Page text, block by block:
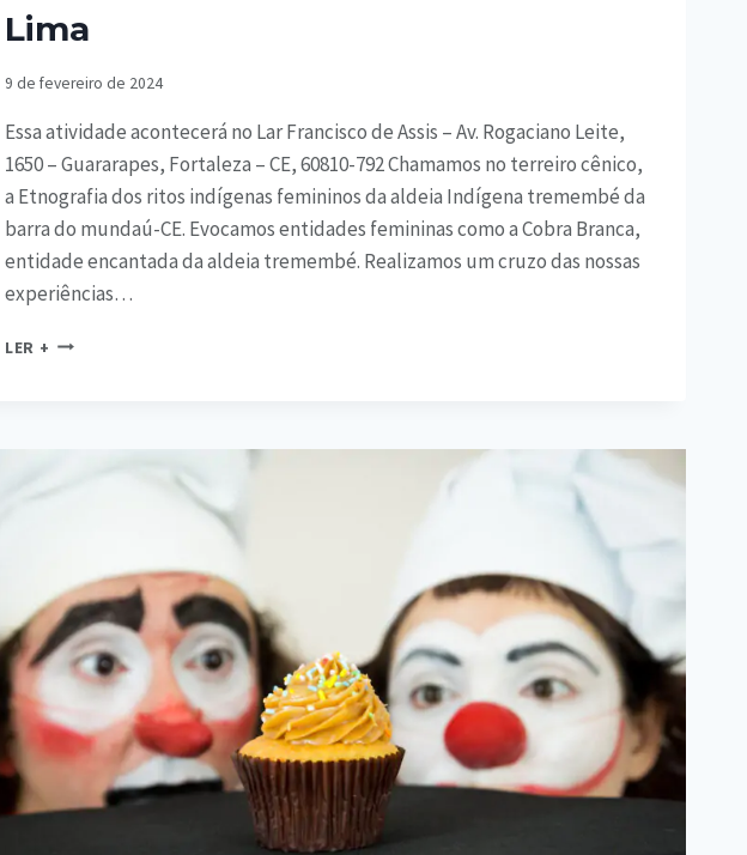
Lima
9 de fevereiro de 2024
Essa atividade acontecerá no Lar Francisco de Assis – Av. Rogaciano Leite,
1650 – Guararapes, Fortaleza – CE, 60810-792 Chamamos no terreiro cênico,
a Etnografia dos ritos indígenas femininos da aldeia Indígena tremembé da
barra do mundaú-CE. Evocamos entidades femininas como a Cobra Branca,
entidade encantada da aldeia tremembé. Realizamos um cruzo das nossas
experiências…
LER +